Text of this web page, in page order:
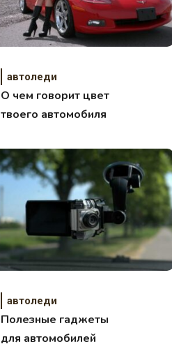
автоледи
О чем говорит цвет
твоего автомобиля
автоледи
Полезные гаджеты
для автомобилей